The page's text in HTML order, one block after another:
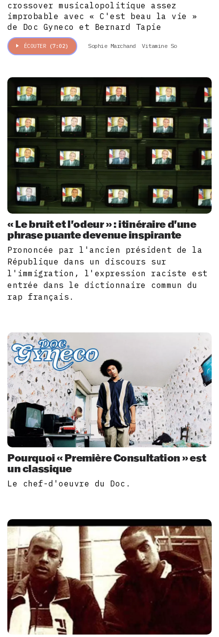
crossover musicalopolitique assez
improbable avec « C'est beau la vie »
de Doc Gyneco et Bernard Tapie
ÉCOUTER (7:02) Sophie Marchand Vitamine So
« Le bruit et l'odeur » : itinéraire d'une
phrase puante devenue inspirante
Prononcée par l'ancien président de la
République dans un discours sur
l'immigration, l'expression raciste est
entrée dans le dictionnaire commun du
rap français.
Pourquoi « Première Consultation » est
un classique
Le chef-d'oeuvre du Doc.